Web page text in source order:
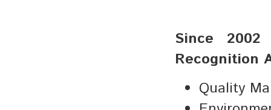
Since
Recognition
Quality